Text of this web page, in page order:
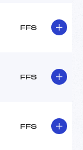
FFS
FFS
FFS